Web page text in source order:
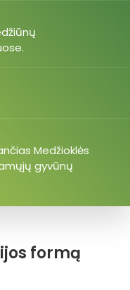
formą
Medžioklės
gyvūnų